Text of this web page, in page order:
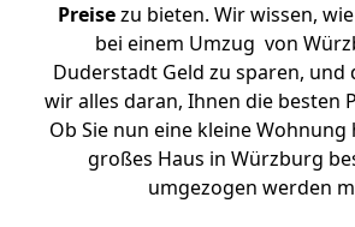
Preisezu bieten. Wir wissen,
bei einem Umzug von
Duderstadt Geld zu sparen, und
wir alles daran, Ihnen die besten
Ob Sie nun eine kleine
großes Haus in Würzburg
umgezogen werden